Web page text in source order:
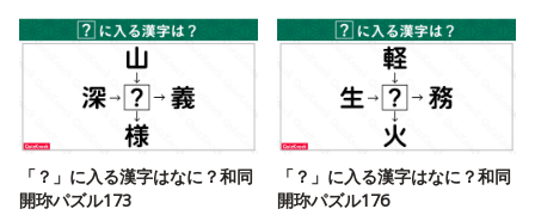
「？」に入る漢字はなに？和同
開珎パズル173
「？」に入る漢字はなに？和同
開珎パズル176